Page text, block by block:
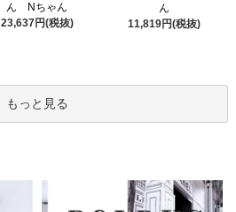
ん Nちゃん
23,637円(税抜)
ん
11,819円(税抜)
もっと見る